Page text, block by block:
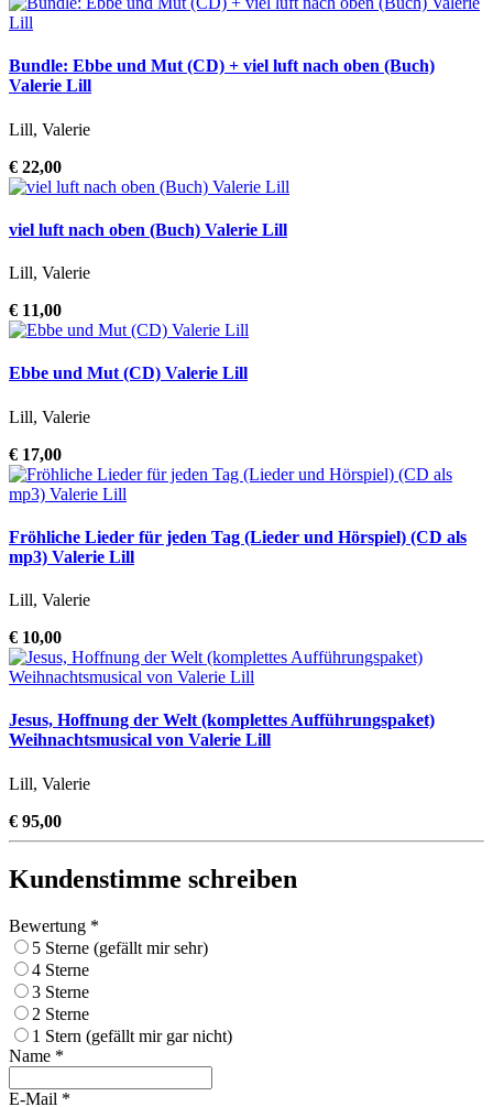
Bundle: Ebbe und Mut (CD) + viel luft nach oben (Buch)
Valerie Lill
Lill, Valerie
€ 22,00
viel luft nach oben (Buch) Valerie Lill
Lill, Valerie
€ 11,00
Ebbe und Mut (CD) Valerie Lill
Lill, Valerie
€ 17,00
Fröhliche Lieder für jeden Tag (Lieder und Hörspiel) (CD als
mp3) Valerie Lill
Lill, Valerie
€ 10,00
Jesus, Hoffnung der Welt (komplettes Aufführungspaket)
Weihnachtsmusical von Valerie Lill
Lill, Valerie
€ 95,00
Kundenstimme schreiben
Bewertung *
5 Sterne (gefällt mir sehr)
4 Sterne
3 Sterne
2 Sterne
1 Stern (gefällt mir gar nicht)
Name *
E-Mail *